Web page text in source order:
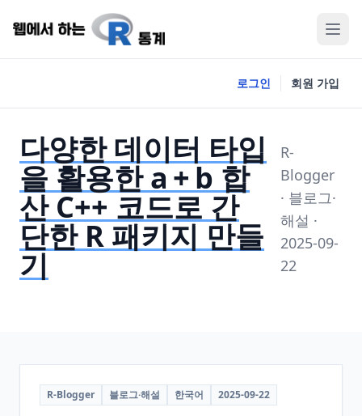
로그인 회원 가입
다양한 데이터 타입
을 활용한 a + b 합
산 C++ 코드로 간
단한 R 패키지 만들
기
R-
Blogger
· 블로그·
해설 ·
2025-09-
22
R-Blogger 블로그·해설 한국어 2025-09-22